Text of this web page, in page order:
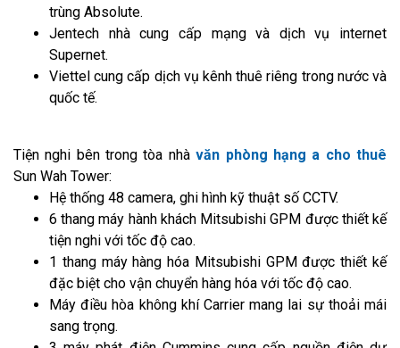
trùng Absolute.
Jentech nhà cung cấp mạng và dịch vụ internet
Supernet.
Viettel cung cấp dịch vụ kênh thuê riêng trong nước và
quốc tế.
Tiện nghi bên trong tòa nhà văn phòng hạng a cho thuê
Sun Wah Tower:
Hệ thống 48 camera, ghi hình kỹ thuật số CCTV.
6 thang máy hành khách Mitsubishi GPM được thiết kế
tiện nghi với tốc độ cao.
1 thang máy hàng hóa Mitsubishi GPM được thiết kế
đặc biệt cho vận chuyển hàng hóa với tốc độ cao.
Máy điều hòa không khí Carrier mang lai sự thoải mái
sang trọng.